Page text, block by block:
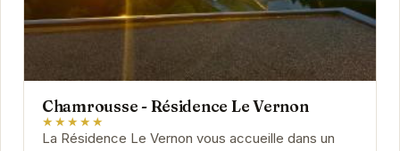
Chamrousse - Résidence Le Vernon
★★★★★
La Résidence Le Vernon vous accueille dans un